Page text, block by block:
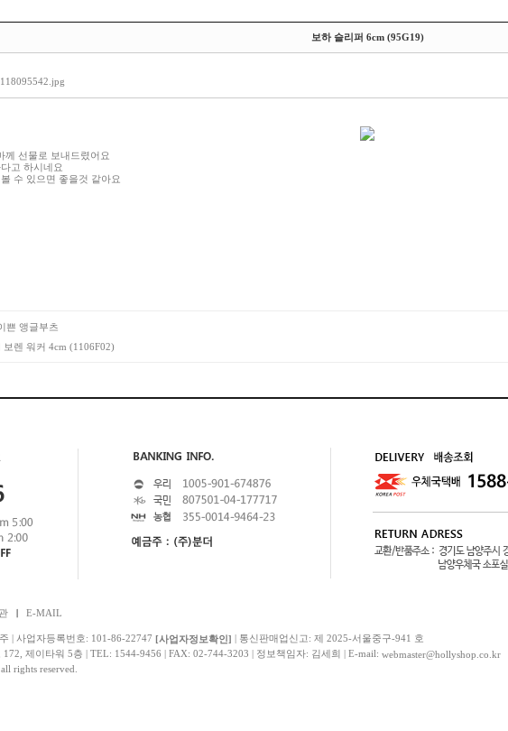
보하 슬리퍼 6cm (95G19)
께 선물로 보내드렸어요
고 하시네요
수 있으면 좋을것 같아요
쁜 앵글부츠
렌 워커 4cm (1106F02)
E-MAIL
| 사업자등록번호: 101-86-22747 [사업자정보확인] | 통신판매업신고: 제 2025-서울중구-941 호
제이타워 5층 | TEL: 1544-9456 | FAX: 02-744-3203 | 정보책임자: 김세희 | E-mail: webmaster@hollyshop.co.kr
rights reserved.